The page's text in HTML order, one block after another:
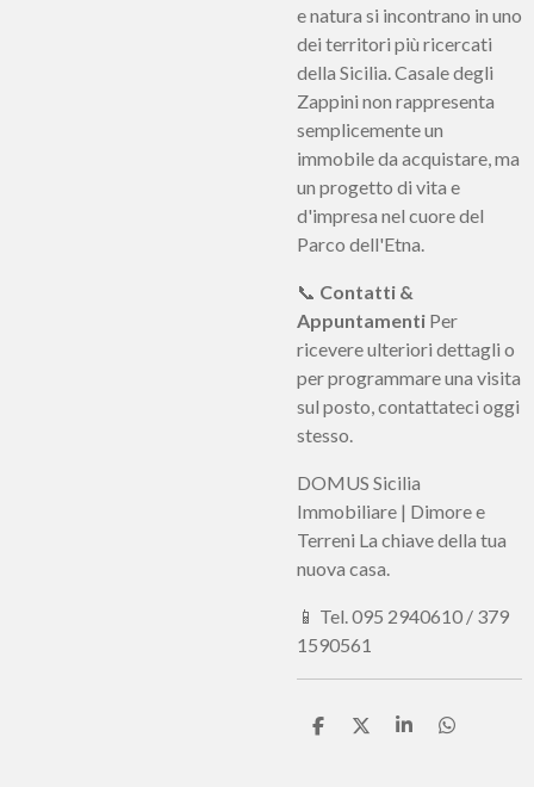
e natura si incontrano in uno
dei territori più ricercati
della Sicilia. Casale degli
Zappini non rappresenta
semplicemente un
immobile da acquistare, ma
un progetto di vita e
d'impresa nel cuore del
Parco dell'Etna.
📞 Contatti &
Appuntamenti Per
ricevere ulteriori dettagli o
per programmare una visita
sul posto, contattateci oggi
stesso.
DOMUS Sicilia
Immobiliare | Dimore e
Terreni La chiave della tua
nuova casa.
📱 Tel. 095 2940610 / 379
1590561
C
C
C
C